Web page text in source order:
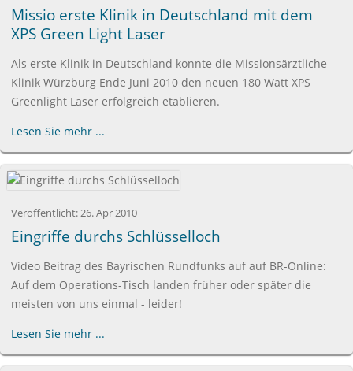
Missio erste Klinik in Deutschland mit dem
XPS Green Light Laser
Als erste Klinik in Deutschland konnte die Missionsärztliche
Klinik Würzburg Ende Juni 2010 den neuen 180 Watt XPS
Greenlight Laser erfolgreich etablieren.
Lesen Sie mehr ...
Veröffentlicht:26. Apr 2010
Eingriffe durchs Schlüsselloch
Video Beitrag des Bayrischen Rundfunks auf auf BR-Online:
Auf dem Operations-Tisch landen früher oder später die
meisten von uns einmal - leider!
Lesen Sie mehr ...